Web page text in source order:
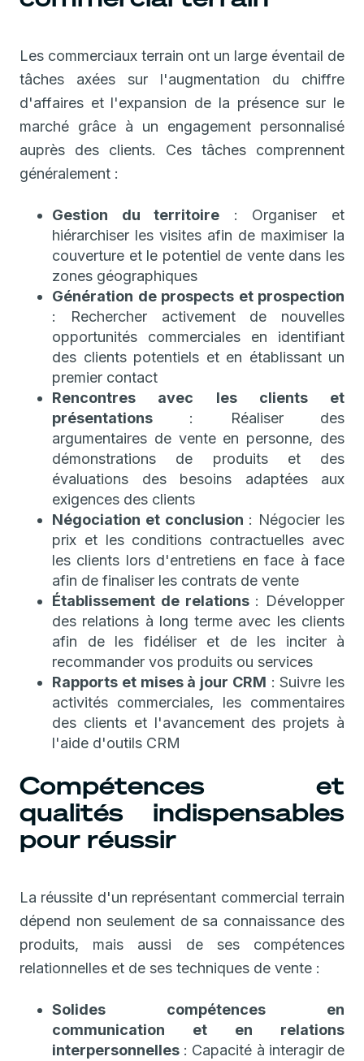
Les commerciaux terrain ont un large éventail de
tâches axées sur l'augmentation du chiffre
d'affaires et l'expansion de la présence sur le
marché grâce à un engagement personnalisé
auprès des clients. Ces tâches comprennent
généralement :
Gestion du territoire : Organiser et
hiérarchiser les visites afin de maximiser la
couverture et le potentiel de vente dans les
zones géographiques
Génération de prospects et prospection
: Rechercher activement de nouvelles
opportunités commerciales en identifiant
des clients potentiels et en établissant un
premier contact
Rencontres avec les clients et
présentations : Réaliser des
argumentaires de vente en personne, des
démonstrations de produits et des
évaluations des besoins adaptées aux
exigences des clients
Négociation et conclusion : Négocier les
prix et les conditions contractuelles avec
les clients lors d'entretiens en face à face
afin de finaliser les contrats de vente
Établissement de relations: Développer
des relations à long terme avec les clients
afin de les fidéliser et de les inciter à
recommander vos produits ou services
Rapports et mises à jour CRM : Suivre les
activités commerciales, les commentaires
des clients et l'avancement des projets à
l'aide d'outils CRM
Compétences et
qualités indispensables
pour réussir
La réussite d'un représentant commercial terrain
dépend non seulement de sa connaissance des
produits, mais aussi de ses compétences
relationnelles et de ses techniques de vente :
Solides compétences en
communication et en relations
interpersonnelles : Capacité à interagir de